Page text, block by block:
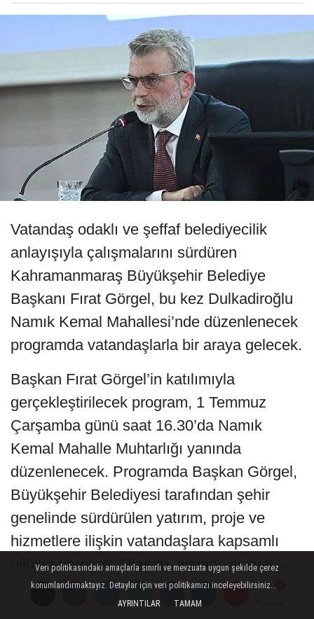
Vatandaş odaklı ve şeffaf belediyecilik
anlayışıyla çalışmalarını sürdüren
Kahramanmaraş Büyükşehir Belediye
Başkanı Fırat Görgel, bu kez Dulkadiroğlu
Namık Kemal Mahallesi’nde düzenlenecek
programda vatandaşlarla bir araya gelecek.
Başkan Fırat Görgel’in katılımıyla
gerçekleştirilecek program, 1 Temmuz
Çarşamba günü saat 16.30’da Namık
Kemal Mahalle Muhtarlığı yanında
düzenlenecek. Programda Başkan Görgel,
Büyükşehir Belediyesi tarafından şehir
genelinde sürdürülen yatırım, proje ve
hizmetlere ilişkin vatandaşlara kapsamlı
bilgiler verecek. Ulaşım, altyapı, sosyal
belediyecilik, çevre düzenlemeleri, gençlik
ve spor yatırımları başta olmak üzere
Veri politikasındaki amaçlarla sınırlı ve mevzuata uygun şekilde çerez
konumlandırmaktayız. Detaylar için veri politikamızı inceleyebilirsiniz...
AYRINTILAR
TAMAM